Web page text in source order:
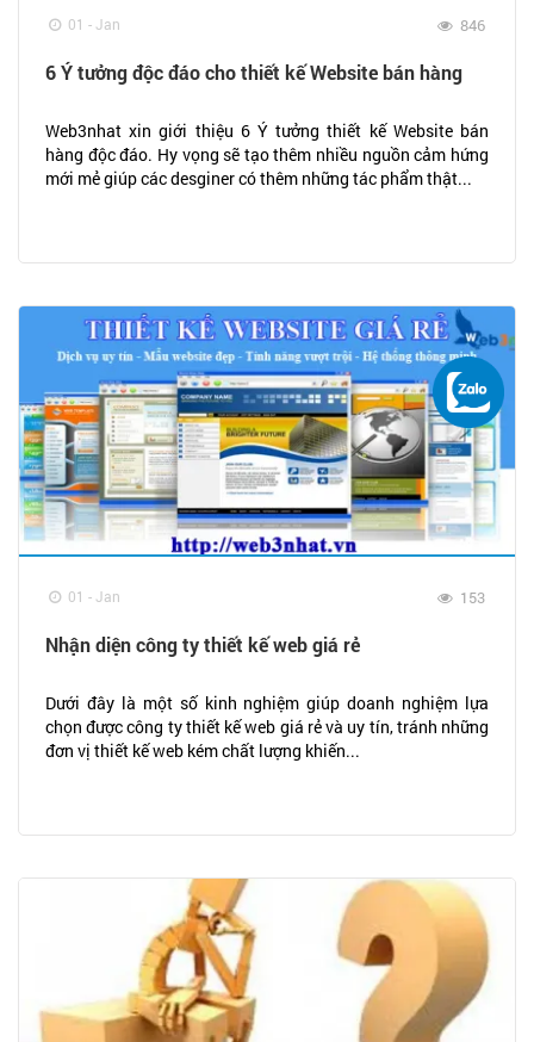
01 - Jan 846
6 Ý tưởng độc đáo cho thiết kế Website bán hàng
Web3nhat xin giới thiệu 6 Ý tưởng thiết kế Website bán
hàng độc đáo. Hy vọng sẽ tạo thêm nhiều nguồn cảm hứng
mới mẻ giúp các desginer có thêm những tác phẩm thật...
01 - Jan 153
Nhận diện công ty thiết kế web giá rẻ
Dưới đây là một số kinh nghiệm giúp doanh nghiệm lựa
chọn được công ty thiết kế web giá rẻ và uy tín, tránh những
đơn vị thiết kế web kém chất lượng khiến...